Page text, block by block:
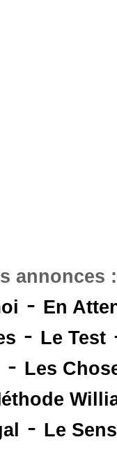
annonces
- En
- Le Test
- Les
- Le